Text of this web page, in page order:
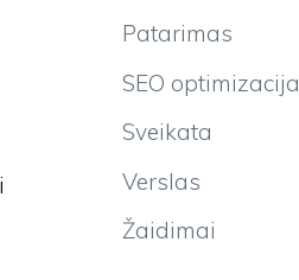
Patarimas
SEO optimizacija
Sveikata
Verslas
Žaidimai